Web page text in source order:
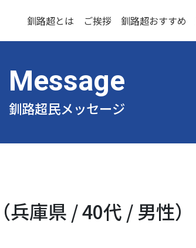
釧路超とは ご挨拶 釧路超おすすめ
釧路超民メッセージ
庫県 / 40代 / 男性）